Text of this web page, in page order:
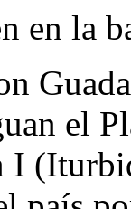
en la
el
I